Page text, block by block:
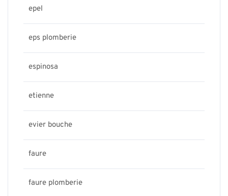
epel
eps plomberie
espinosa
etienne
evier bouche
faure
faure plomberie